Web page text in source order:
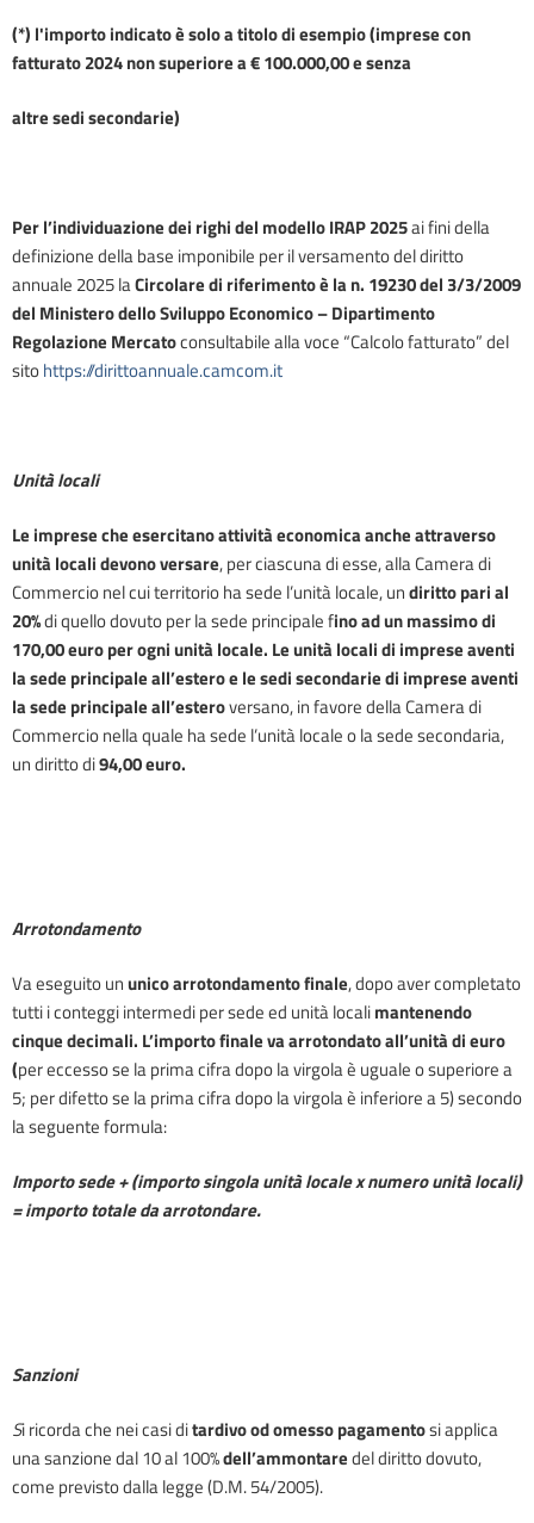
(*) l'importo indicato è solo a titolo di esempio (imprese con
fatturato 2024 non superiore a € 100.000,00 e senza
altre sedi secondarie)
Per l’individuazione dei righi del modello IRAP2025ai fini della
definizione della base imponibile per il versamento del diritto
annuale 2025 laCircolare di riferimento è la n. 19230 del 3/3/2009
del Ministero dello Sviluppo Economico – Dipartimento
Regolazione Mercatoconsultabile alla voce “Calcolo fatturato” del
sitohttps://dirittoannuale.camcom.it
Unità locali
Le imprese che esercitano attività economica anche attraverso
unità locali devono versare, per ciascuna di esse, alla Camera di
Commercio nel cui territorio ha sede l’unità locale, undiritto pari al
20%di quello dovuto per la sede principale fino ad un massimo di
170,00euro per ogni unità locale. Le unità locali di imprese aventi
la sede principale all’estero e le sedi secondarie di imprese aventi
la sede principale all’esteroversano, in favore della Camera di
Commercio nella quale ha sede l’unità locale o la sede secondaria,
un diritto di94,00 euro.
Arrotondamento
Va eseguito ununico arrotondamento finale, dopo aver completato
tutti i conteggi intermedi per sede ed unità localimantenendo
cinque decimali. L’importo finale va arrotondato all’unità di euro
(per eccesso se la prima cifra dopo la virgola è uguale o superiore a
5; per difetto se la prima cifra dopo la virgola è inferiore a 5) secondo
la seguente formula:
Importo sede + (importo singola unità locale x numero unità locali)
= importo totale da arrotondare.
Sanzioni
Si ricorda che nei casi ditardivo od omesso pagamentosi applica
una sanzione dal 10 al 100%dell’ammontaredel diritto dovuto,
come previsto dalla legge (D.M. 54/2005).